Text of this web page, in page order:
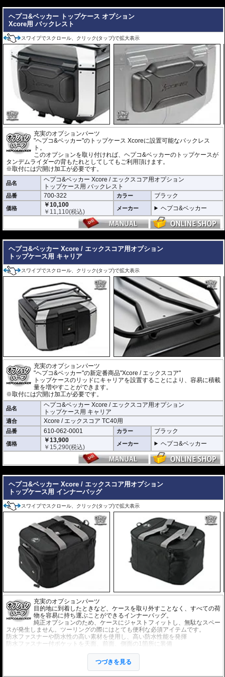
高い耐衝撃性を持つエンジニアリング樹脂と、軽量化を実現する高品質アル
ミニウムを融合。さらにXcore独自のエンボス加工を施すことで、過酷な使
用環境下でも歪まない圧倒的な安定性と高耐久性を実現しました。
また、特別設計された高密閉のリッドシールにより、圧倒的な防塵・防水を
達成。過酷なテストを100%クリアした実績が、突発的な豪雨や水しぶき、
砂埃から大切な荷物を完全に守り抜きます。
スタイリッシュで現代的なアドベンチャーデザイン
印象的なエッジラインと洗練されたモダンなフォルムは、先行して展開され
ているC-Bowキャリア用「XCOREサイドケース」のデザインと完全融合。
象徴的なアルミエンブレムとメカニカルな意匠が、車両全体に調和のとれた
一体感と、プレミアムな高級感をもたらします。
日常を快適にする高い機能性
ヘルメットや日常の荷物をしっかりと収納できる大容量でありながら、使い
勝手にも妥協はありません。
また、持ち運びに便利なキャリーハンドルをケース両側に配置。
さらに、ケース内にはフロアマットを標準装備し、収納した荷物をケース底
面との擦れや衝撃から保護します。
車種別専用キャリアによる確実な取付
車種別専用設計のリアキャリア「スマートラック」をケースホルダーとして
採用。 シンプルでスマートな設計にこだわり、確実な取付が可能です。車体
デザインとの一体感にも優れ、マシンのイメージも損ないません。
製品仕様
豊富なオプションでより使いやすく機能的に
バックレスト、 リッドキャリア
インナップ。
ツーリングスタイルや使用シーンに応じて、さらに快適で機能的な仕様へア
ップグレードできます。
ヘプコ&ベッカー トップケース オプション
Xcore用 バックレスト
スワイプでスクロール、クリック(タップ)で拡大表示
充実のオプションパーツ
"ヘプコ&ベッカー"のトップケース Xcoreに設置可能なバックレス
ト。
このオプションを取り付ければ、ヘプコ&ベッカーのトップケースが
タンデムライダーの背もたれとしてしてもご利用頂けます。
※取付には穴開け加工が必要です。
品名
ヘプコ&ベッカー Xcore / エックスコア用オプション
トップケース用 バックレスト
品番 700-322 カラー ブラック
価格
￥10,100
￥ 11,110(税込) メーカー ヘプコ&ベッカー
ヘプコ&ベッカー Xcore / エックスコア用オプション
トップケース用 キャリア
スワイプでスクロール、クリック(タップ)で拡大表示
充実のオプションパーツ
"ヘプコ&ベッカー"の新定番商品"Xcore / エックスコア"
トップケースのリッドにキャリアを設置することにより、容易に積載
量を増やすことができます。
※取付には穴開け加工が必要です。
品名
ヘプコ&ベッカー Xcore / エックスコア用オプション
トップケース用 キャリア
適合 Xcore / エックスコア TC40用
品番 610-062-0001 カラー ブラック
価格
￥13,900
￥ 15,290(税込) メーカー ヘプコ&ベッカー
ヘプコ&ベッカー Xcore / エックスコア用オプション
トップケース用 インナーバッグ
スワイプでスクロール、クリック(タップ)で拡大表示
充実のオプションパーツ
目的地に到着したときなど、ケースを取り外すことなく、すべての荷
物を容易に持ち運ぶことができるインナーバッグ。
純正オプションのため、ケースにジャストフィットし、無駄なスペー
スが発生しません。ツーリングの際にはとても便利な必須アイテムです。
防水ファスナーや防水性の高い素材を使用し、高い防水性能を発揮
防水ファスナー付ポケットを天面、前面、側面の1箇所に装備
つづきを見る